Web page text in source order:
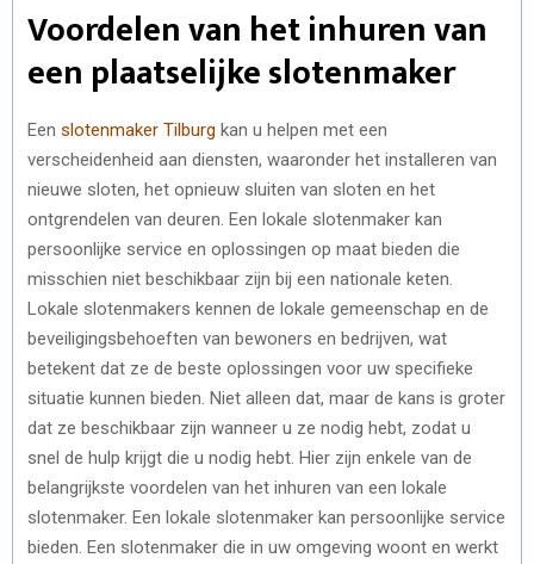
Voordelen van het inhuren van
een plaatselijke slotenmaker
Een slotenmaker Tilburg kan u helpen met een
verscheidenheid aan diensten, waaronder het installeren van
nieuwe sloten, het opnieuw sluiten van sloten en het
ontgrendelen van deuren. Een lokale slotenmaker kan
persoonlijke service en oplossingen op maat bieden die
misschien niet beschikbaar zijn bij een nationale keten.
Lokale slotenmakers kennen de lokale gemeenschap en de
beveiligingsbehoeften van bewoners en bedrijven, wat
betekent dat ze de beste oplossingen voor uw specifieke
situatie kunnen bieden. Niet alleen dat, maar de kans is groter
dat ze beschikbaar zijn wanneer u ze nodig hebt, zodat u
snel de hulp krijgt die u nodig hebt. Hier zijn enkele van de
belangrijkste voordelen van het inhuren van een lokale
slotenmaker. Een lokale slotenmaker kan persoonlijke service
bieden. Een slotenmaker die in uw omgeving woont en werkt